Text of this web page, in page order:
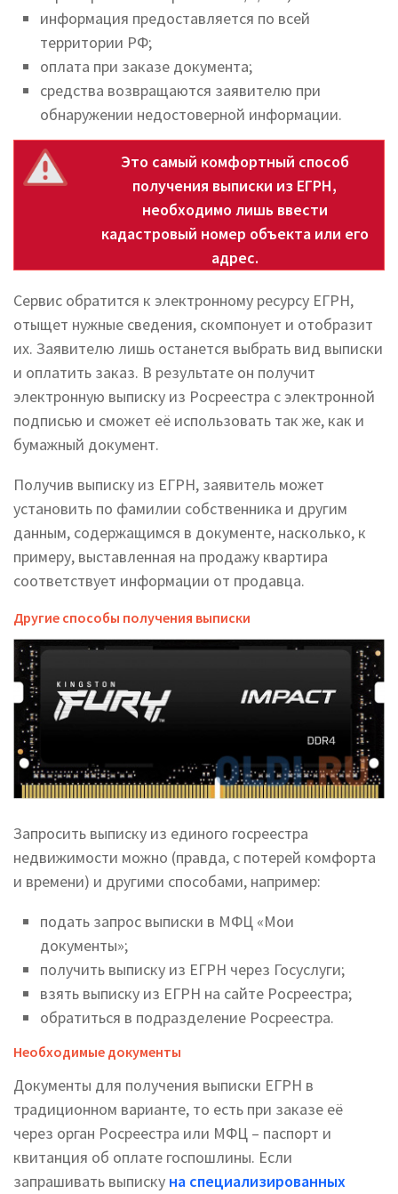
информация предоставляется по всей
территории РФ;
оплата при заказе документа;
средства возвращаются заявителю при
обнаружении недостоверной информации.
Это самый комфортный способ
получения выписки из ЕГРН,
необходимо лишь ввести
кадастровый номер объекта или его
адрес.
Сервис обратится к электронному ресурсу ЕГРН,
отыщет нужные сведения, скомпонует и отобразит
их. Заявителю лишь останется выбрать вид выписки
и оплатить заказ. В результате он получит
электронную выписку из Росреестра с электронной
подписью и сможет её использовать так же, как и
бумажный документ.
Получив выписку из ЕГРН, заявитель может
установить по фамилии собственника и другим
данным, содержащимся в документе, насколько, к
примеру, выставленная на продажу квартира
соответствует информации от продавца.
Другие способы получения выписки
Запросить выписку из единого госреестра
недвижимости можно (правда, с потерей комфорта
и времени) и другими способами, например:
подать запрос выписки в МФЦ «Мои
документы»;
получить выписку из ЕГРН через Госуслуги;
взять выписку из ЕГРН на сайте Росреестра;
обратиться в подразделение Росреестра.
Необходимые документы
Документы для получения выписки ЕГРН в
традиционном варианте, то есть при заказе её
через орган Росреестра или МФЦ – паспорт и
квитанция об оплате госпошлины. Если
запрашивать выписку на специализированных